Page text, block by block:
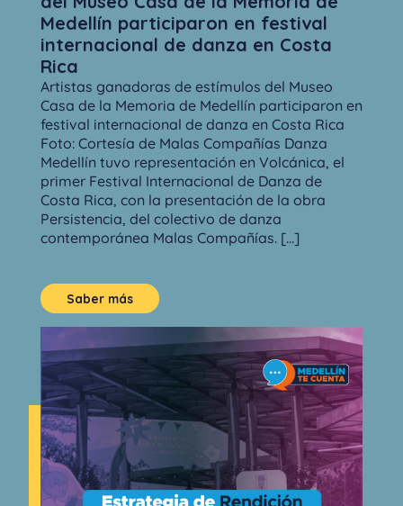
Medellín participaron en festival
internacional de danza en Costa
Rica
Artistas ganadoras de estímulos del Museo
Casa de la Memoria de Medellín participaron en
festival internacional de danza en Costa Rica
Foto: Cortesía de Malas Compañías Danza
Medellín tuvo representación en Volcánica, el
primer Festival Internacional de Danza de
Costa Rica, con la presentación de la obra
Persistencia, del colectivo de danza
contemporánea Malas Compañías. [...]
Saber más